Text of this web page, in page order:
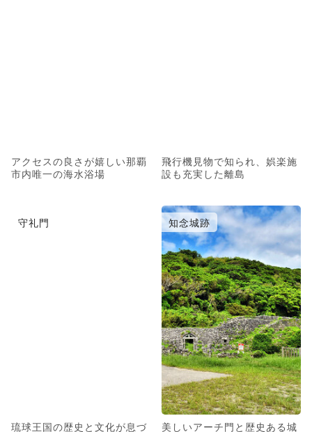
アクセスの良さが嬉しい那覇
市内唯一の海水浴場
飛行機見物で知られ、娯楽施
設も充実した離島
守礼門
琉球王国の歴史と文化が息づ
知念城跡
美しいアーチ門と歴史ある城